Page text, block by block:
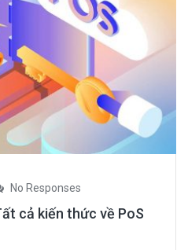
No Responses
cả kiến thức về PoS